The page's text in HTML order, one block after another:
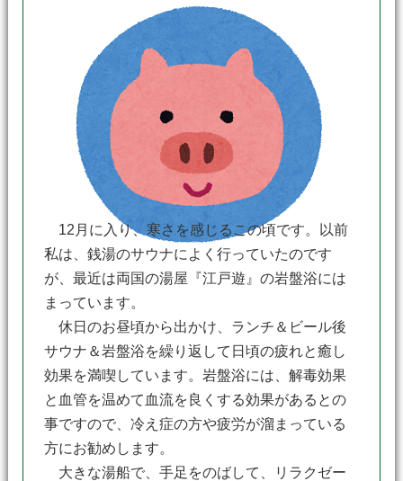
12月に入り、寒さを感じるこの頃です。以前
私は、銭湯のサウナによく行っていたのです
が、最近は両国の湯屋『江戸遊』の岩盤浴には
まっています。
休日のお昼頃から出かけ、ランチ＆ビール後
サウナ＆岩盤浴を繰り返して日頃の疲れと癒し
効果を満喫しています。岩盤浴には、解毒効果
と血管を温めて血流を良くする効果があるとの
事ですので、冷え症の方や疲労が溜まっている
方にお勧めします。
大きな湯船で、手足をのばして、リラクゼー